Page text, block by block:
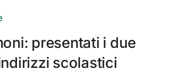
presentati i due
scolastici